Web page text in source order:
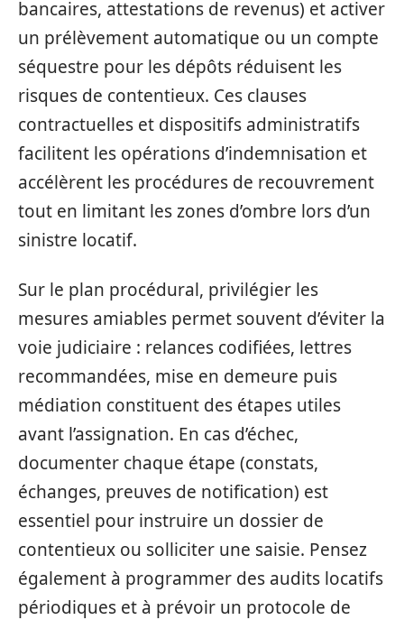
bancaires, attestations de revenus) et activer
un prélèvement automatique ou un compte
séquestre pour les dépôts réduisent les
risques de contentieux. Ces clauses
contractuelles et dispositifs administratifs
facilitent les opérations d’indemnisation et
accélèrent les procédures de recouvrement
tout en limitant les zones d’ombre lors d’un
sinistre locatif.
Sur le plan procédural, privilégier les
mesures amiables permet souvent d’éviter la
voie judiciaire : relances codifiées, lettres
recommandées, mise en demeure puis
médiation constituent des étapes utiles
avant l’assignation. En cas d’échec,
documenter chaque étape (constats,
échanges, preuves de notification) est
essentiel pour instruire un dossier de
contentieux ou solliciter une saisie. Pensez
également à programmer des audits locatifs
périodiques et à prévoir un protocole de